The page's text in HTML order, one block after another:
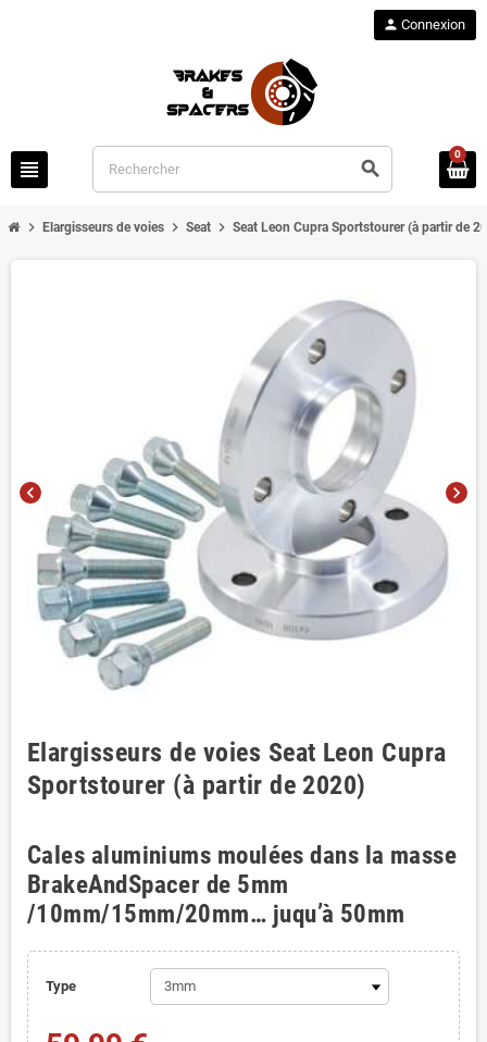
view_headline search
person Connexion
0
chevron_right Elargisseurs de voies chevron_right Seat chevron_right Seat Leon Cupra Sportstourer (à partir de
chevron_left chevron_right
Elargisseurs de voies Seat Leon Cupra
Sportstourer (à partir de 2020)
Cales aluminiums moulées dans la masse
BrakeAndSpacer de 5mm
/10mm/15mm/20mm… juqu’à 50mm
Type